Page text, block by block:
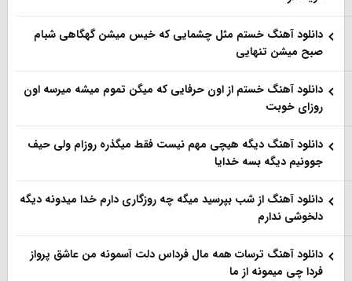
دانلود آهنگ خستم مثل چشمایی که خیس میشن گهگاهی شبام
صبح میشن تنهایی
دانلود آهنگ خستم از اون حرفایی که میگن تموم میشه میرسه اون
روزای خوبت
دانلود آهنگ دیگه هیچی مهم نیست فقط میگذره روزام ولی حیف
جوونیم دیگه بسه خدایا
دانلود آهنگ از شب بپرسید میگه چه روزگاری دارم خدا میدونه دیگه
دلخوشی ندارم
دانلود آهنگ ترسات همه مال فرداس دلت آسمونه من عاشق پرواز
فردا چی میمونه از ما